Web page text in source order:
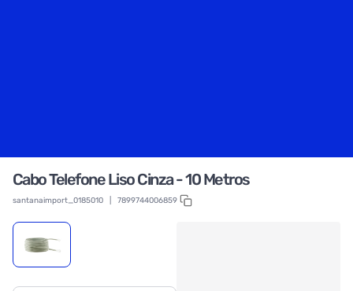
Cabo Telefone Liso Cinza - 10 Metros
santanaimport_0185010 7899744006859